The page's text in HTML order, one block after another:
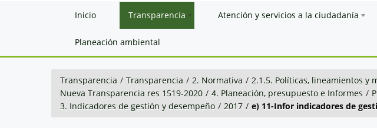
Inicio Transparencia Atención y servicios a la ciudadanía
Planeación ambiental
Transparencia / Transparencia / 2. Normativa / 2.1.5. Políticas, lineamientos y
Nueva Transparencia res 1519-2020 / 4. Planeación, presupuesto e Informes /
3. Indicadores de gestión y desempeño / 2017 / e) 11-Infor indicadores de